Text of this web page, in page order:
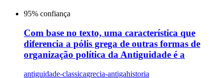
95% confiança
Com base no texto, uma característica que
diferencia a pólis grega de outras formas de
organização política da Antiguidade é a
antiguidade-classicagrecia-antigahistoria